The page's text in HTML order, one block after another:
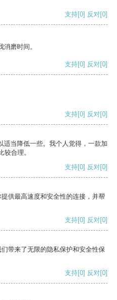
支持[0] 反对[0]
磨时间。
支持[0] 反对[0]
支持[0] 反对[0]
适当降低一些。我个人觉得，一款加
合理。
支持[0] 反对[0]
供最高速度和安全性的连接，并帮
支持[0] 反对[0]
带来了无限的隐私保护和安全性保
支持[0] 反对[0]